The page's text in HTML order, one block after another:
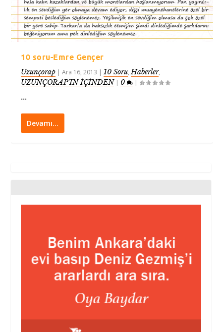
10 soru-Emre Gençer
Uzunçorap |Ara 16, 2013 |10 Soru,Haberler,
UZUNÇORAP’IN İÇİNDEN| 0 |
...
Devamı…